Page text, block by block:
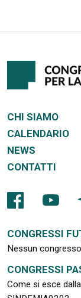
CHI SIAMO
CALENDARIO
NEWS
CONTATTI
CONGRESSI
Nessun
CONGRESSI
Come si esce